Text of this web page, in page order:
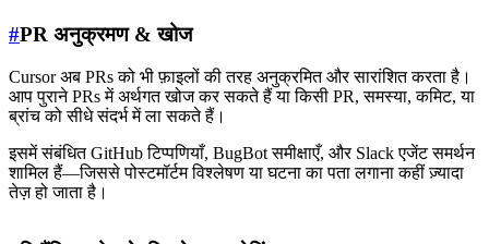
#PR अनुक्रमण & खोज
Cursor अब PRs को भी फ़ाइलों की तरह अनुक्रमित और सारांशित करता है।
आप पुराने PRs में अर्थगत खोज कर सकते हैं या किसी PR, समस्या, कमिट, या
ब्रांच को सीधे संदर्भ में ला सकते हैं।
इसमें संबंधित GitHub टिप्पणियाँ, BugBot समीक्षाएँ, और Slack एजेंट समर्थन
शामिल हैं—जिससे पोस्टमॉर्टम विश्लेषण या घटना का पता लगाना कहीं ज़्यादा
तेज़ हो जाता है।